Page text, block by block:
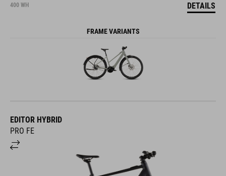
400 WH DETAILS
FRAME VARIANTS
EDITOR HYBRID
PRO FE